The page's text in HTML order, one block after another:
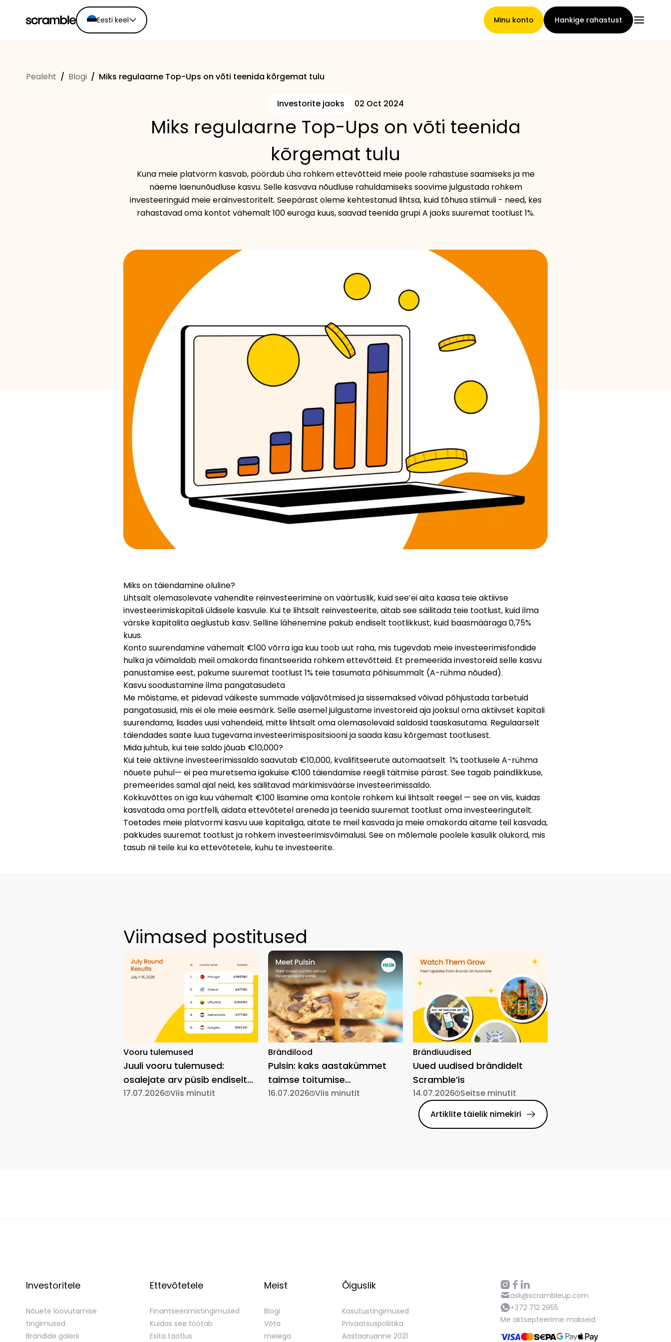
Eesti keel
Español
Minu konto Hankige rahastust
Nõuete loovutamise
Brändide galerii
Brändi valik
Kalkulaatorid
Voorude ajalugu
Blogi
Võta meiega ühendust
Abi
ask@scrambleup.com
Pealeht / Blogi / Miks regulaarne Top-Ups on võti teenida kõrgemat tulu
Investorite jaoks 02 Oct 2024
Miks regulaarne Top-Ups on võti teenida
kõrgemat tulu
Kuna meie platvorm kasvab, pöördub üha rohkem ettevõtteid meie poole rahastuse saamiseks ja me
näeme laenunõudluse kasvu. Selle kasvava nõudluse rahuldamiseks soovime julgustada rohkem
investeeringuid meie erainvestoritelt. Seepärast oleme kehtestanud lihtsa, kuid tõhusa stiimuli - need, kes
rahastavad oma kontot vähemalt 100 euroga kuus, saavad teenida grupi A jaoks suuremat tootlust 1%.
Miks on täiendamine oluline?
Lihtsalt olemasolevate vahendite reinvesteerimine on väärtuslik, kuid see’ei aita kaasa teie aktiivse
investeerimiskapitali üldisele kasvule. Kui te lihtsalt reinvesteerite, aitab see säilitada teie tootlust, kuid ilma
värske kapitalita aeglustub kasv. Selline lähenemine pakub endiselt tootlikkust, kuid baasmääraga 0,75%
kuus.
Konto suurendamine vähemalt €100 võrra iga kuu toob uut raha, mis tugevdab meie investeerimisfondide
hulka ja võimaldab meil omakorda finantseerida rohkem ettevõtteid. Et premeerida investoreid selle kasvu
panustamise eest, pakume suuremat tootlust 1% teie tasumata põhisummalt (A-rühma nõuded).
Kasvu soodustamine ilma pangatasudeta
Me mõistame, et pidevad väikeste summade väljavõtmised ja sissemaksed võivad põhjustada tarbetuid
pangatasusid, mis ei ole meie eesmärk. Selle asemel julgustame investoreid aja jooksul oma aktiivset kapitali
suurendama, lisades uusi vahendeid, mitte lihtsalt oma olemasolevaid saldosid taaskasutama. Regulaarselt
täiendades saate luua tugevama investeerimispositsiooni ja saada kasu kõrgemast tootlusest.
Mida juhtub, kui teie saldo jõuab €10,000?
Kui teie aktiivne investeerimissaldo saavutab €10,000, kvalifitseerute automaatselt 1% tootlusele A-rühma
nõuete puhul— ei pea muretsema igakuise €100 täiendamise reegli täitmise pärast. See tagab paindlikkuse,
premeerides samal ajal neid, kes säilitavad märkimisväärse investeerimissaldo.
Kokkuvõttes on iga kuu vähemalt €100 lisamine oma kontole rohkem kui lihtsalt reegel — see on viis, kuidas
kasvatada oma portfelli, aidata ettevõtetel areneda ja teenida suuremat tootlust oma investeeringutelt.
Toetades meie platvormi kasvu uue kapitaliga, aitate te meil kasvada ja meie omakorda aitame teil kasvada,
pakkudes suuremat tootlust ja rohkem investeerimisvõimalusi. See on mõlemale poolele kasulik olukord, mis
tasub nii teile kui ka ettevõtetele, kuhu te investeerite.
Viimased postitused
Vooru tulemused
Juuli vooru tulemused:
osalejate arv püsib endiselt
kõrgel
17.07.2026 Viis minutit
Brändilood
Pulsin: kaks aastakümmet
taimse toitumise
lihtsustamist
16.07.2026 Viis minutit
Brändiuudised
Uued uudised brändidelt
Scramble’is
14.07.2026 Seitse minutit
Artiklite täielik nimekiri
Investoritele
Nõuete loovutamise
tingimused
Brändide galerii
Ettevõtetele
Finantseerimistingimused
Kuidas see töötab
Esita taotlus
Meist
Blogi
Võta
meiega
Õiguslik
Kasutustingimused
Privaatsuspoliitika
Aastaaruanne 2021
ask@scrambleup.com
+372 712 2955
Me aktsepteerime makseid